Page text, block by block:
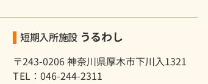
短期入所施設 うるわし
〒243-0206 神奈川県厚木市下川入1321
TEL：046-244-2311